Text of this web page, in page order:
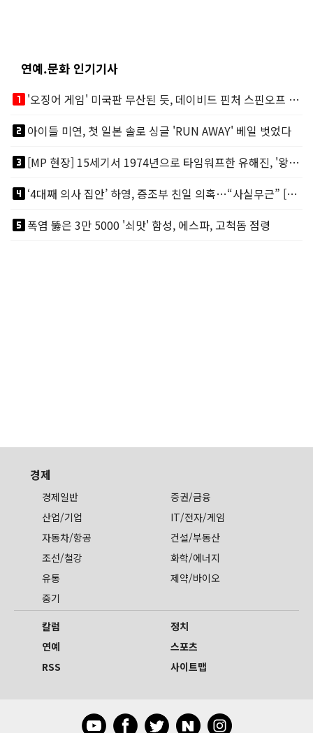
연예.문화 인기기사
looks_one
'오징어 게임' 미국판 무산된 듯, 데이비드 핀처 스핀오프 철회
looks_two아이들 미연, 첫 일본 솔로 싱글 'RUN AWAY' 베일 벗었다
looks_3
[MP 현장] 15세기서 1974년으로 타임워프한 유해진, '왕사남'? 그게 뭔데?
looks_4
‘4대째 의사 집안’ 하영, 증조부 친일 의혹…“사실무근” [MP이슈]
looks_5폭염 뚫은 3만 5000 '쇠맛' 함성, 에스파, 고척돔 점령
경제
경제일반
증권/금융
산업/기업
IT/전자/게임
자동차/항공
건설/부동산
조선/철강
화학/에너지
유통
제약/바이오
중기
칼럼
정치
연예
스포츠
RSS
사이트맵